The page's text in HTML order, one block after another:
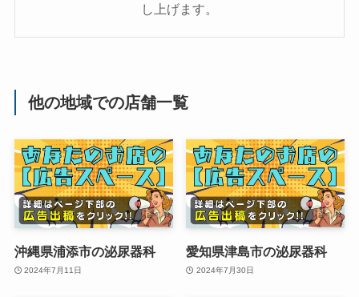
し上げます。
他の地域での店舗一覧
沖縄県浦添市の泌尿器科
2024年7月11日
愛知県津島市の泌尿器科
2024年7月30日